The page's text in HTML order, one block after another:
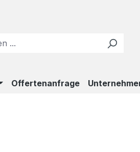
Offertenanfrage